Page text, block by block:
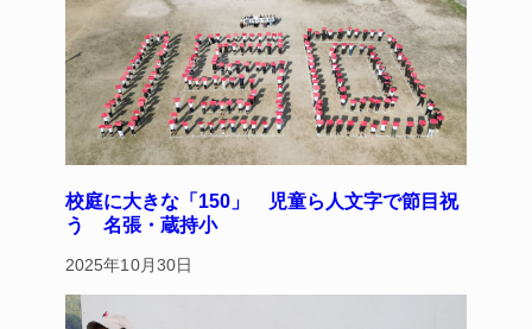
校庭に大きな「150」 児童ら人文字で節目祝
う 名張・蔵持小
2025年10月30日